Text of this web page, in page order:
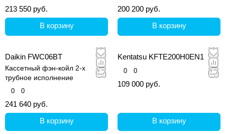
213 550 руб.
В корзину
200 200 руб.
В корзину
Daikin FWC06BT
Кассетный фэн-койл 2-х
трубное исполнение
0 0
241 640 руб.
В корзину
Kentatsu KFTE200H0EN1
0 0
109 000 руб.
В корзину